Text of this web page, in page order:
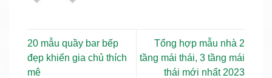
20 mẫu quầy bar bếp
đẹp khiến gia chủ thích
mê
Tổng hợp mẫu nhà 2
tầng mái thái, 3 tầng mái
thái mới nhất 2023